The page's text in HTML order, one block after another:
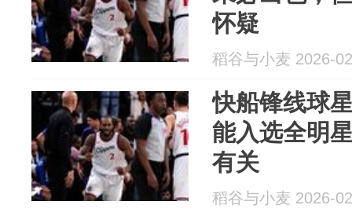
怀疑
稻谷与小麦 2026-
快船锋线球
能入选全明
有关
稻谷与小麦 2026-